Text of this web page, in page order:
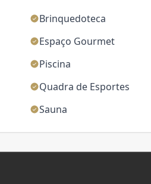
Brinquedoteca
Espaço Gourmet
Piscina
Quadra de Esportes
Sauna